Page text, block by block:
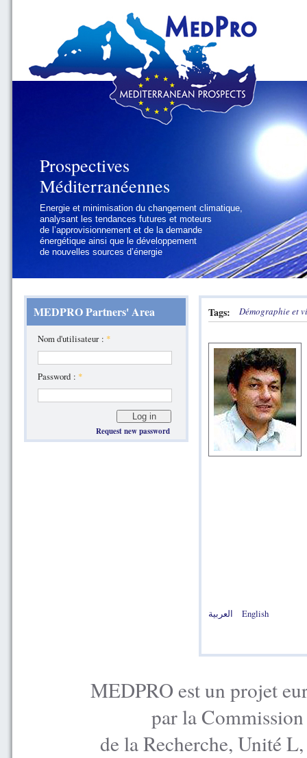
Prospectives
Méditerranéennes
Energie et minimisation du changement climatique,
analysant les tendances futures et moteurs
de l’approvisionnement et de la demande
énergétique ainsi que le développement
de nouvelles sources d’énergie
Prospectives
Méditerranéennes
Géopolitique et gouvernance, se focalisant sur les
défis politiques régionaux et internationaux
auxquels les pays méditerranéens
doivent faire face
MEDPRO Partners' Area
Nom d'utilisateur : *
Password : *
Request new password
Tags: Démographie et
العربية English
MEDPRO est un projet
par la
de la Recherche, Unité